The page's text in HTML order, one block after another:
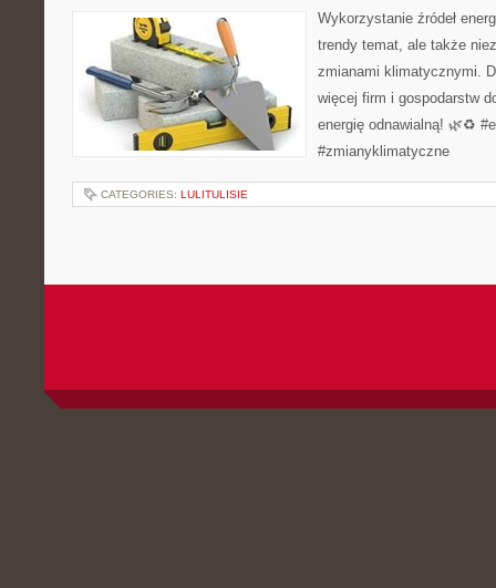
Wykorzystanie źródeł
trendy temat, ale także
zmianami klimatycznymi.
więcej firm i gospodarstw
energię odnawialną! 🌿♻️
#zmianyklimatyczne
CATEGORIES: LULITULISIE